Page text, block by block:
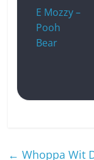
E Mozzy –
Pooh
Bear
← Whoppa Wit